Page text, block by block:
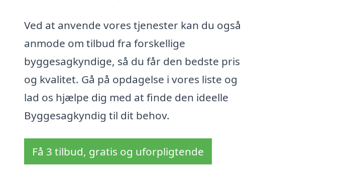
Ved at anvende vores tjenester kan du også
anmode om tilbud fra forskellige
byggesagkyndige, så du får den bedste pris
og kvalitet. Gå på opdagelse i vores liste og
lad os hjælpe dig med at finde den ideelle
Byggesagkyndig til dit behov.
Få 3 tilbud, gratis og uforpligtende